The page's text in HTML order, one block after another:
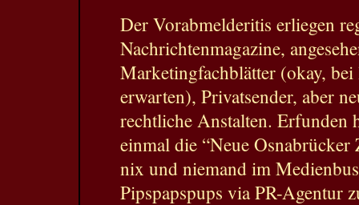
Der Vorabmelderitis erliegen
Nachrichtenmagazine,
Marketingfachblätter (okay, bei
erwarten), Privatsender, aber
rechtliche Anstalten. Erfunden
einmal die “Neue
nix und niemand im
Pipspapspups via PR-Agentur